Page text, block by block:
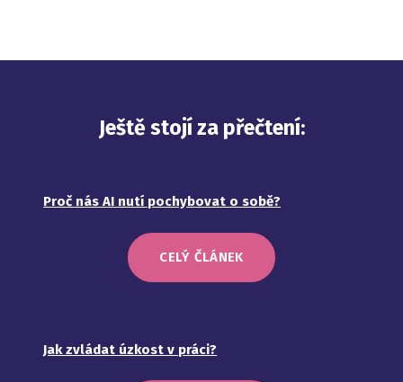
Ještě stojí za přečtení:
Proč nás AI nutí pochybovat o sobě?
CELÝ ČLÁNEK
Jak zvládat úzkost v práci?